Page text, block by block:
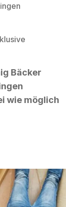
Bäcker
wie möglich